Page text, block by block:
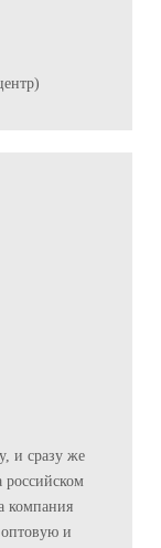
и сразу же
компания
оптовую и